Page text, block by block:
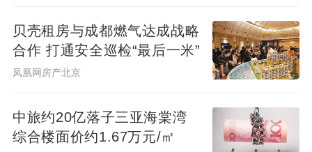
贝壳租房与成都燃气达成战略
合作 打通安全巡检“最后一米”
凤凰网房产北京
中旅约20亿落子三亚海棠湾
综合楼面价约1.67万元/㎡